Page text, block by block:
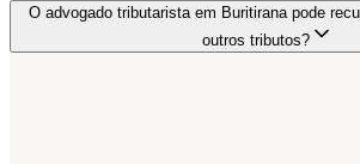
O advogado tributarista em Buritirana pode
outros tributos?